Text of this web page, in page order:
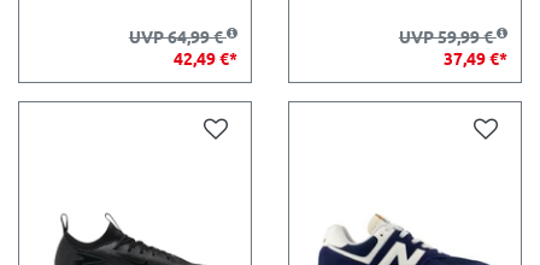
UVP 64,99 €
42,49 €*
UVP 59,99 €
37,49 €*